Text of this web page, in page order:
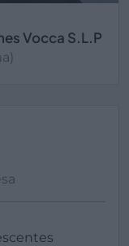
Vocca S.L.P